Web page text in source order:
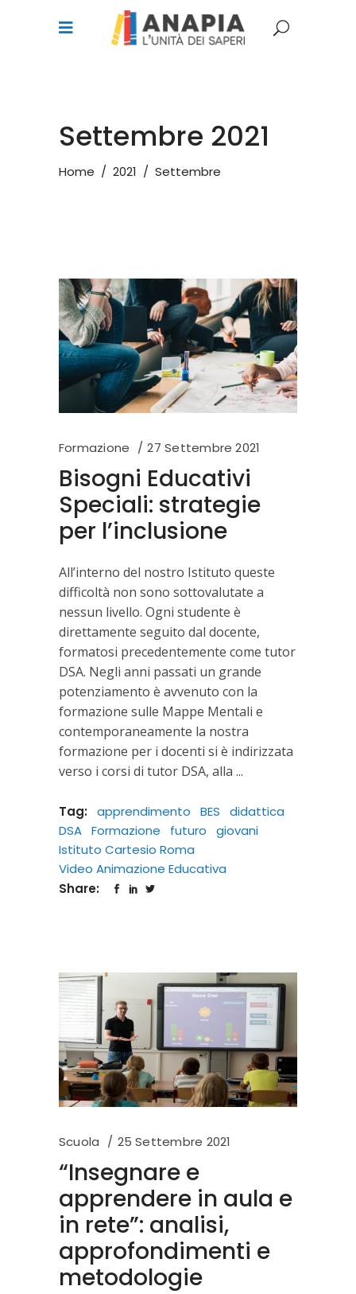
Settembre 2021
Home / 2021 / Settembre
Formazione 27 Settembre 2021
Bisogni Educativi
Speciali: strategie
per l’inclusione
All’interno del nostro Istituto queste
difficoltà non sono sottovalutate a
nessun livello. Ogni studente è
direttamente seguito dal docente,
formatosi precedentemente come tutor
DSA. Negli anni passati un grande
potenziamento è avvenuto con la
formazione sulle Mappe Mentali e
contemporaneamente la nostra
formazione per i docenti si è indirizzata
verso i corsi di tutor DSA, alla
Tag: apprendimento BES
didattica
DSA Formazione futuro
giovani
Istituto Cartesio Roma
Video Animazione Educativa
Share:
Scuola 25 Settembre 2021
“Insegnare e
apprendere in aula e
in rete”: analisi,
approfondimenti e
metodologie